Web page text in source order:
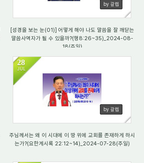
by 갈렙
[성경을 보는 눈(01)] 어떻게 해야 나도 말씀을 잘 깨닫는
말씀사역자가 될 수 있을까?(행8:26~35)_2024-08-
18(주일)
28
JUL
by 갈렙
2339
주님께서는 왜 이 시대에 이 땅 위에 교회를 존재하게 하시
는가?(요한계시록 22:12~14)_2024-07-28(주일)